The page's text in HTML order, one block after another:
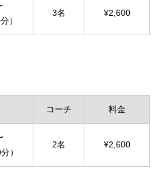
）
3名 ¥2,600
コーチ 料金
）
2名 ¥2,600